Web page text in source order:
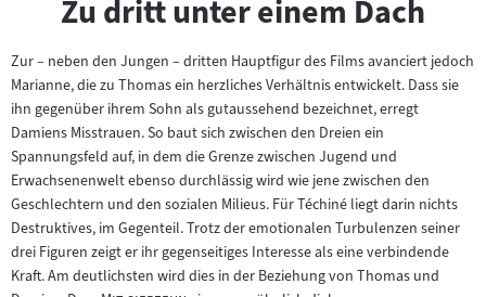
Zu dritt unter einem Dach
Zur – neben den Jungen – dritten Hauptfigur des Films avanciert jedoch
Marianne, die zu Thomas ein herzliches Verhältnis entwickelt. Dass sie
ihn gegenüber ihrem Sohn als gutaussehend bezeichnet, erregt
Damiens Misstrauen. So baut sich zwischen den Dreien ein
Spannungsfeld auf, in dem die Grenze zwischen Jugend und
Erwachsenenwelt ebenso durchlässig wird wie jene zwischen den
Geschlechtern und den sozialen Milieus. Für Téchiné liegt darin nichts
Destruktives, im Gegenteil. Trotz der emotionalen Turbulenzen seiner
drei Figuren zeigt er ihr gegenseitiges Interesse als eine verbindende
Kraft. Am deutlichsten wird dies in der Beziehung von Thomas und